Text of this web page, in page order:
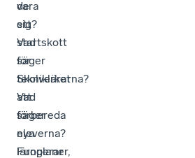
de
sig?
Vad
säger
tekniklärarna?
Vad
säger
eleverna?
Fungerar
vara
ett
startskott
för
Skolverket
att
förbereda
nya
läroplaner,